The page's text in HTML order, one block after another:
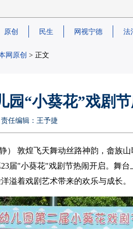
原创 民生 网视宁德 法
网原创 > 正文
园“小葵花”戏剧
任编辑：王予捷
） 敦煌飞天舞动丝路神韵，畲族
届"小葵花"戏剧节热闹开启。舞台
溢着戏剧艺术带来的欢乐与成长。